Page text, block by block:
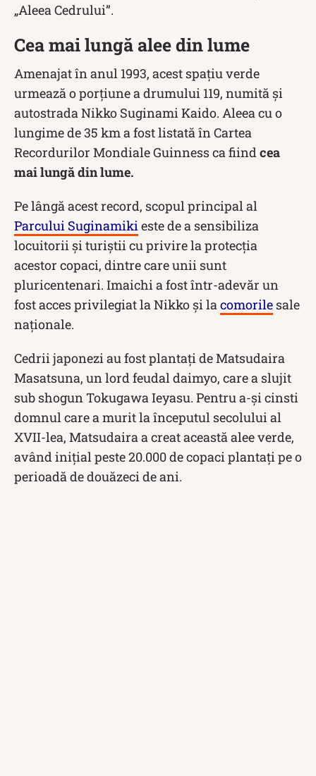
„Aleea Cedrului”.
Cea mai lungă alee din lume
Amenajat în anul 1993, acest spațiu verde
urmează o porțiune a drumului 119, numită și
autostrada Nikko Suginami Kaido. Aleea cu o
lungime de 35 km a fost listată în Cartea
Recordurilor Mondiale Guinness ca fiind cea
mai lungă din lume.
Pe lângă acest record, scopul principal al
Parcului Suginamiki este de a sensibiliza
locuitorii și turiștii cu privire la protecția
acestor copaci, dintre care unii sunt
pluricentenari. Imaichi a fost într-adevăr un
fost acces privilegiat la Nikko și la comorile sale
naționale.
Cedrii japonezi au fost plantați de Matsudaira
Masatsuna, un lord feudal daimyo, care a slujit
sub shogun Tokugawa Ieyasu. Pentru a-și cinsti
domnul care a murit la începutul secolului al
XVII-lea, Matsudaira a creat această alee verde,
având inițial peste 20.000 de copaci plantați pe o
perioadă de douăzeci de ani.